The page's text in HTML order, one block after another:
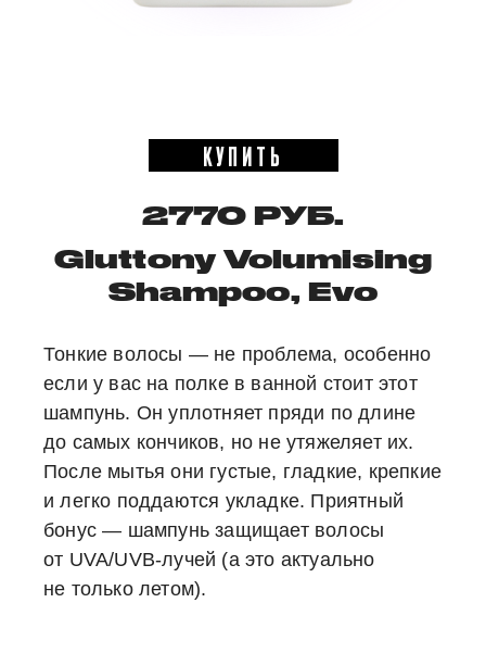
КУПИТЬ
2770 РУБ.
Gluttony Volumising
Shampoo, Evo
Тонкие волосы — не проблема, особенно
если у вас на полке в ванной стоит этот
шампунь. Он уплотняет пряди по длине
до самых кончиков, но не утяжеляет их.
После мытья они густые, гладкие, крепкие
и легко поддаются укладке. Приятный
бонус — шампунь защищает волосы
от UVA/UVB-лучей (а это актуально
не только летом).